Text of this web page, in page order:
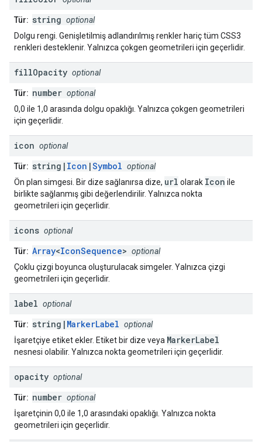
Tür: string optional
Dolgu rengi. Genişletilmiş adlandırılmış renkler hariç tüm CSS3
renkleri desteklenir. Yalnızca çokgen geometrileri için geçerlidir.
fillOpacity optional
Tür: number optional
0,0 ile 1,0 arasında dolgu opaklığı. Yalnızca çokgen geometrileri
için geçerlidir.
icon optional
Tür: string| Icon |Symbol optional
Ön plan simgesi. Bir dize sağlanırsa dize, url olarak Icon ile
birlikte sağlanmış gibi değerlendirilir. Yalnızca nokta
geometrileri için geçerlidir.
icons optional
Tür: Array<IconSequence> optional
Çoklu çizgi boyunca oluşturulacak simgeler. Yalnızca çizgi
geometrileri için geçerlidir.
label optional
Tür: string| MarkerLabel optional
İşaretçiye etiket ekler. Etiket bir dize veya MarkerLabel
nesnesi olabilir. Yalnızca nokta geometrileri için geçerlidir.
opacity optional
Tür: number optional
İşaretçinin 0,0 ile 1,0 arasındaki opaklığı. Yalnızca nokta
geometrileri için geçerlidir.